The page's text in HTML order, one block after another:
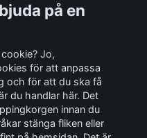
på en
cookie? Jo,
för att anpassa
och för att du ska få
du handlar här. Det
innan du
stänga fliken eller